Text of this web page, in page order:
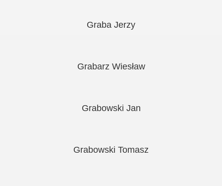
Graba Jerzy
Grabarz Wiesław
Grabowski Jan
Grabowski Tomasz